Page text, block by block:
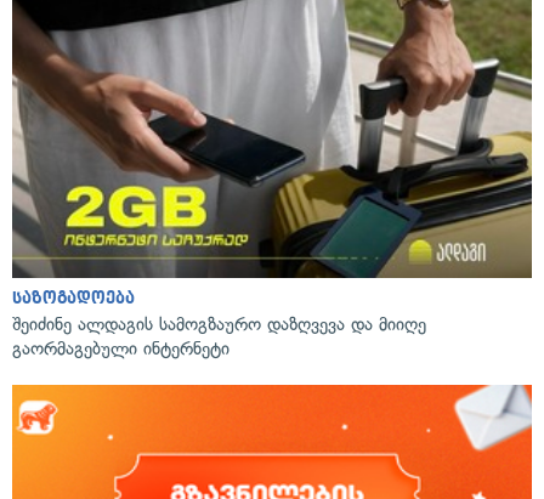
საზოგადოება
შეიძინე ალდაგის სამოგზაურო დაზღვევა და მიიღე
გაორმაგებული ინტერნეტი